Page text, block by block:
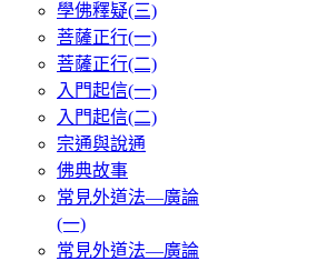
學佛釋疑(三)
菩薩正行(一)
菩薩正行(二)
入門起信(一)
入門起信(二)
宗通與說通
佛典故事
常見外道法—廣論
(一)
常見外道法—廣論